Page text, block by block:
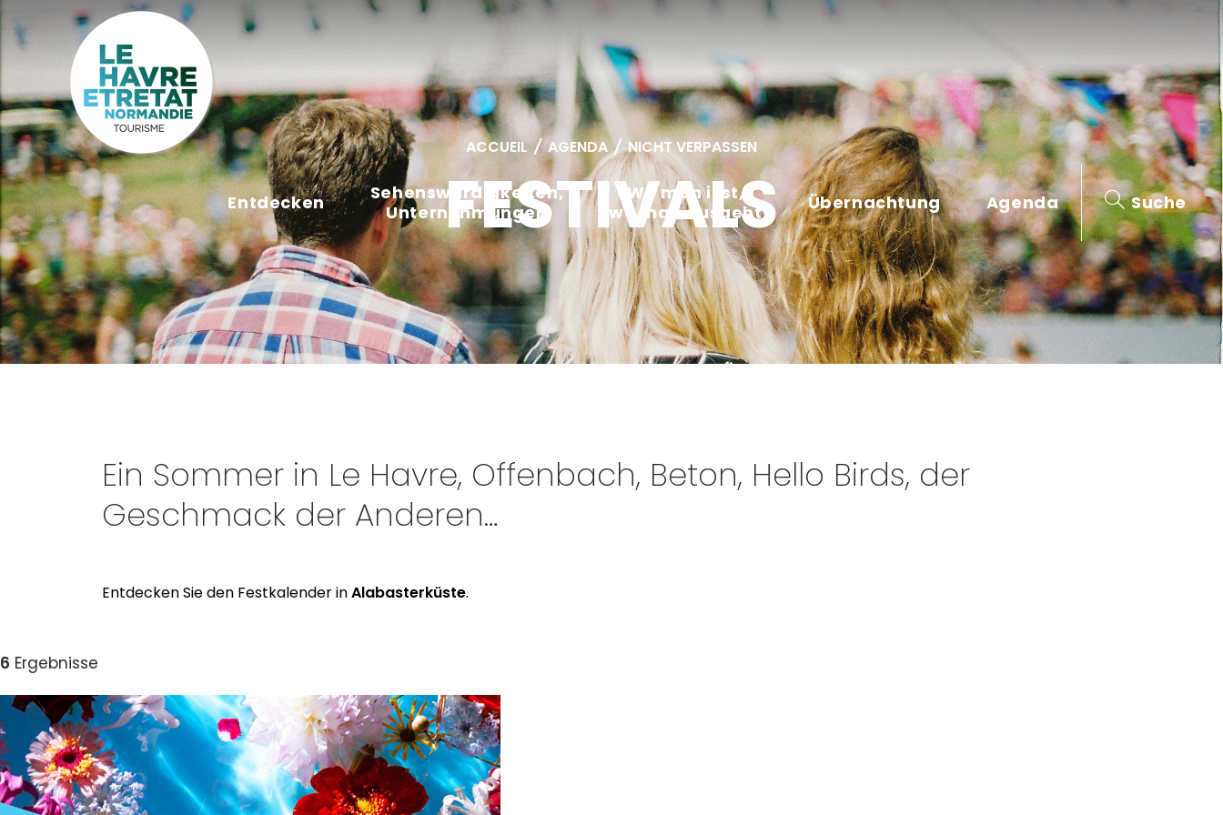
Entdecken
Sehenswürdigkeiten,
Unternehmungen
Wo man isst,
wo man ausgeht
Übernachtung Agenda Suche
ACCUEIL / AGENDA / NICHT VERPASSEN
FESTIVALS
Ein Sommer in Le Havre, Offenbach, Beton, Hello Birds, der
Geschmack der Anderen…
Entdecken Sie den Festkalender inAlabasterküste.
6 Ergebnisse
Cookies management panel